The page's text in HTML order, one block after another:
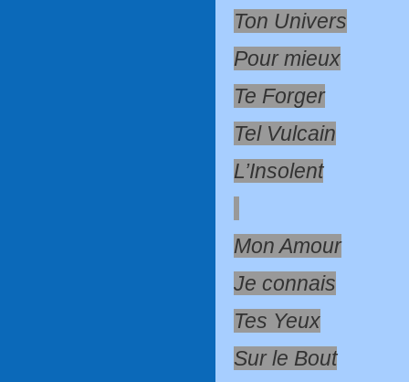
Ton Univers
Pour mieux
Te Forger
Tel Vulcain
L’Insolent
Mon Amour
Je connais
Tes Yeux
Sur le Bout